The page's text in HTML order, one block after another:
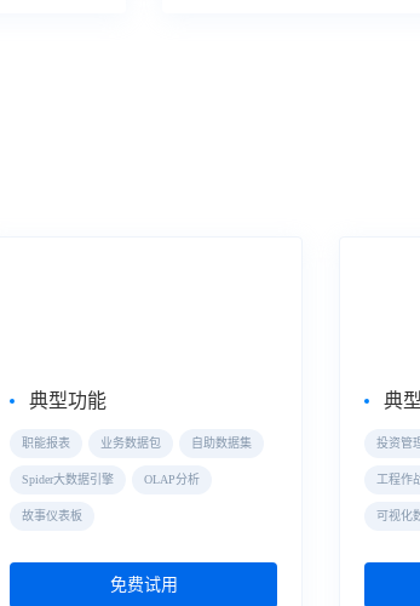
典型功能
职能报表 业务数据包 自助数据集
Spider大数据引擎 OLAP分析
故事仪表板
免费试用
典
投资管
工程作
可视化